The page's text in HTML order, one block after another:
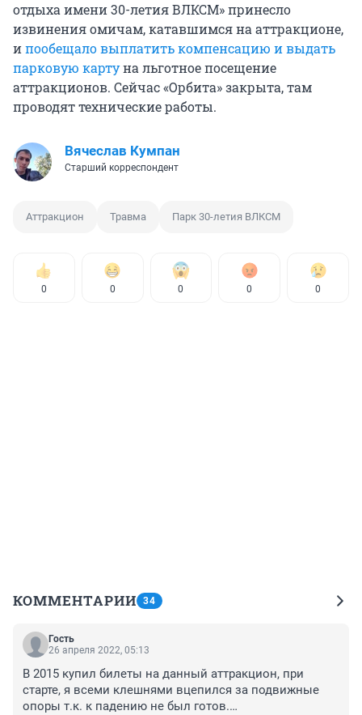
отдыха имени 30-летия ВЛКСМ» принесло
извинения омичам, катавшимся на аттракционе,
ипообещало выплатить компенсацию и выдать
парковую картуна льготное посещение
аттракционов. Сейчас «Орбита» закрыта, там
проводят технические работы.
Вячеслав Кумпан
Старший корреспондент
Аттракцион Травма Парк 30-летия ВЛКСМ
0 0 0 0 0
КОММЕНТАРИИ 34
Гость
26 апреля 2022, 05:13
В 2015 купил билеты на данный аттракцион, при
старте, я всеми клешнями вцепился за подвижные
опоры т.к. к падению не был готов.